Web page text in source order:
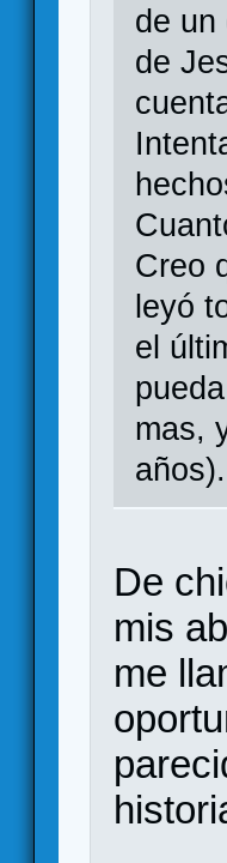
de un
de
Creo
leyó
el
mas,
años).
De
mis
me